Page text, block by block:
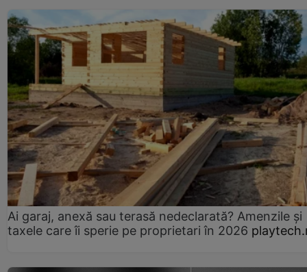
Ai garaj, anexă sau terasă nedeclarată? Amenzile și
taxele care îi sperie pe proprietari în 2026